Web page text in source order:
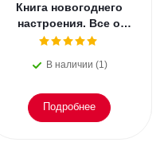
Книга новогоднего
настроения. Все о
главном празднике
елки
В наличии (1)
Подробнее